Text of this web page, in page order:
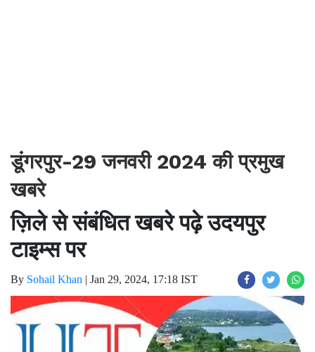
डूंगरपुर-29 जनवरी 2024 की प्रमुख
खबरे
ज़िले से संबंधित खबरे पढ़े उदयपुर
टाइम्स पर
By Sohail Khan | Jan 29, 2024, 17:18 IST